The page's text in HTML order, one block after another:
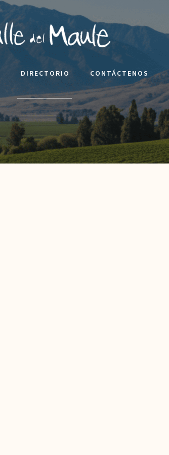
DIRECTORIO CONTÁCTENOS
____________